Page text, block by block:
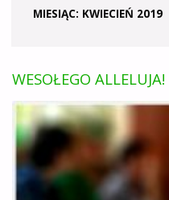
MIESIĄC: KWIECIEŃ 2019
WESOŁEGO ALLELUJA!